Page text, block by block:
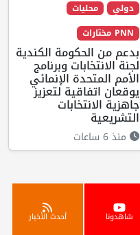
دولي
محليات
PNN مختارات
بدعم من الحكومة الكندية
لجنة الانتخابات وبرنامج
الأمم المتحدة الإنمائي
يوقعان اتفاقية لتعزيز
جاهزية الانتخابات
التشريعية
منذ 6 ساعات
شاهدونا أحدث الأخبار